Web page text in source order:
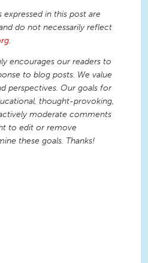
expressed in this post are
do not necessarily reflect
.
encourages our readers to
to blog posts. We value
perspectives. Our goals for
thought-provoking,
moderate comments
to edit or remove
these goals. Thanks!